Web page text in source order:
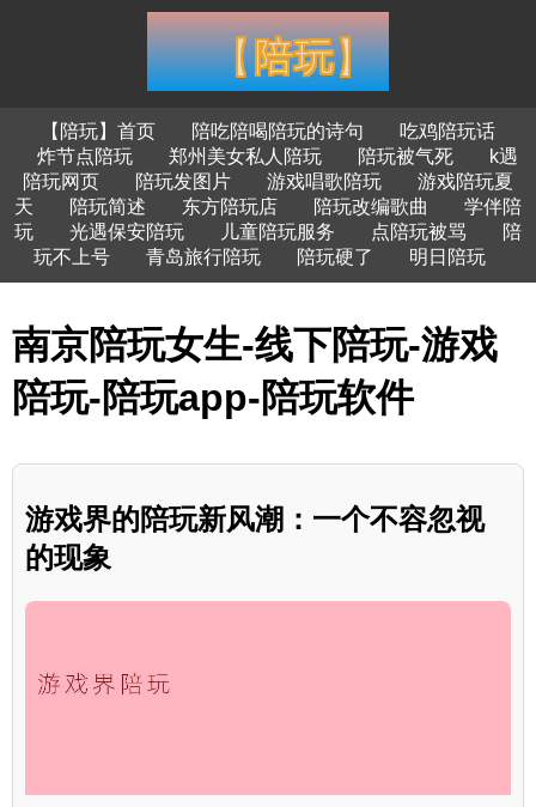
【陪玩】首页 陪吃陪喝陪玩的诗句
吃鸡陪玩话
炸节点陪玩
郑州美女私人陪玩 陪玩被气死
k遇
陪玩网页
陪玩发图片 游戏唱歌陪玩
游戏陪玩夏
天
陪玩简述 东方陪玩店 陪玩改编歌曲
学伴陪
玩
光遇保安陪玩 儿童陪玩服务 点陪玩被骂
陪
玩不上号
青岛旅行陪玩 陪玩硬了 明日陪玩
南京陪玩女生-线下陪玩-游戏
陪玩-陪玩app-陪玩软件
游戏界的陪玩新风潮：一个不容忽视
的现象